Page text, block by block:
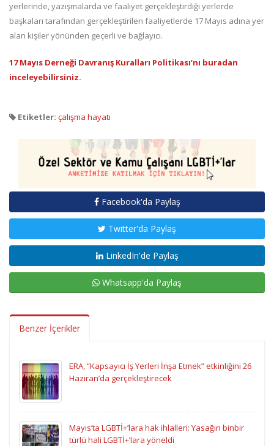
yerlerinde, yazışmalarda ve faaliyet gerçekleştirdiği yerlerde
başkaları tarafından gerçekleştirilen faaliyetlerde 17 Mayıs adına yer
alan kişiler yönünden geçerli ve bağlayıcı.
17 Mayıs Derneği Davranış Kuralları Politikası’nı buradan
inceleyebilirsiniz.
Etiketler: çalışma hayatı
Facebook'da Paylaş
Twitter'da Paylaş
LinkedIn'de Paylaş
Whatsapp'da Paylaş
Benzer İçerikler
ERA, “Kapsayıcı İş Yerleri İnşa Etmek” etkinliğini 26
Haziran’da gerçekleştirecek
Mayıs’ta LGBTİ+’lara hak ihlalleri: Yasağın binbir
türlü hali LGBTİ+’lara yöneldi